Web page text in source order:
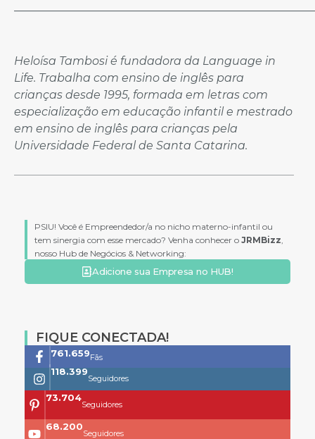
Heloísa Tambosi é fundadora da Language in
Life. Trabalha com ensino de inglês para
crianças desde 1995, formada em letras com
especialização em educação infantil e mestrado
em ensino de inglês para crianças pela
Universidade Federal de Santa Catarina.
PSIU! Você é Empreendedor/a no nicho materno-infantil ou
tem sinergia com esse mercado? Venha conhecer o JRMBizz,
nosso Hub de Negócios & Networking:
Adicione sua Empresa no HUB!
FIQUE CONECTADA!
761.659Fãs
118.399
Seguidores
73.704
Seguidores
68.200
Seguidores